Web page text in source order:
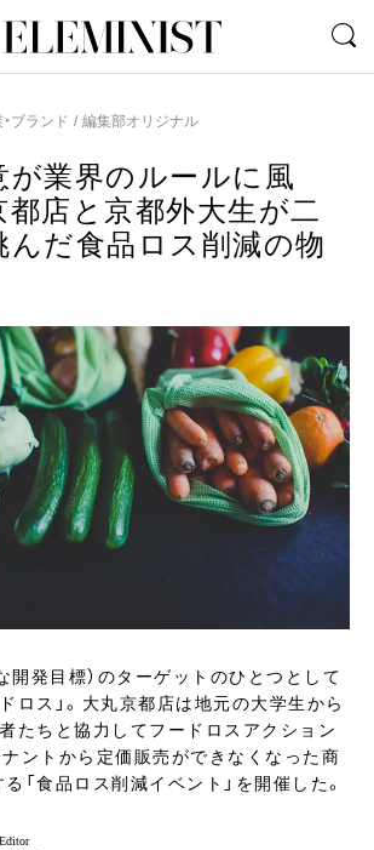
ブランド 編集部オリジナル
が業界のルールに風
店と京都外大生が二
んだ食品ロス削減の物
開発目標）のターゲットのひとつとして
ロス」。大丸京都店は地元の大学生から
たちと協力してフードロスアクション
ントから定価販売ができなくなった商
「食品ロス削減イベント」を開催した。